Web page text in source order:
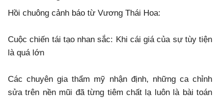
Hồi chuông cảnh báo từ Vương Thái Hoa:
Cuộc chiến tái tạo nhan sắc: Khi cái giá của sự tùy tiện
là quá lớn
Các chuyên gia thẩm mỹ nhận định, những ca chỉnh
sửa trên nền mũi đã từng tiêm chất lạ luôn là bài toán